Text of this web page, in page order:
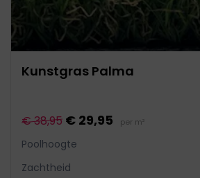
Kunstgras Palma
€ 38,95 € 29,95 per m²
Poolhoogte
Zachtheid